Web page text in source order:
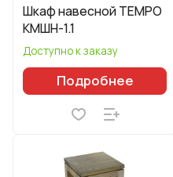
Шкаф навесной TEMPO
КМШН-1.1
Доступно к заказу
Подробнее